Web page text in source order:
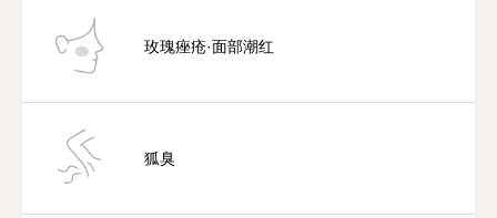
玫瑰痤疮·面部潮红
狐臭